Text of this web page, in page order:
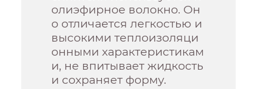
олиэфирное волокно. Он
о отличается легкостью и
высокими теплоизоляци
онными характеристикам
и, не впитывает жидкость
и сохраняет форму.